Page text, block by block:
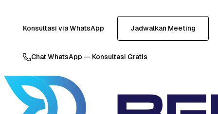
Konsultasi via WhatsApp Jadwalkan Meeting
Chat WhatsApp — Konsultasi Gratis